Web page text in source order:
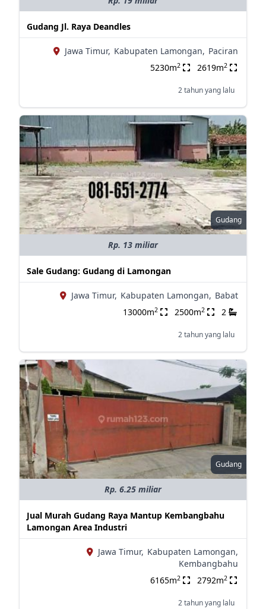
Gudang Jl. Raya Deandles
Jawa Timur, Kabupaten Lamongan, Paciran
5230m2 2619m2
2 tahun yang lalu
Gudang
Rp. 13 miliar
Sale Gudang: Gudang di Lamongan
Jawa Timur, Kabupaten Lamongan, Babat
13000m2 2500m2 2
2 tahun yang lalu
Gudang
Rp. 6.25 miliar
Jual Murah Gudang Raya Mantup Kembangbahu
Lamongan Area Industri
Jawa Timur, Kabupaten Lamongan,
Kembangbahu
6165m2 2792m2
2 tahun yang lalu